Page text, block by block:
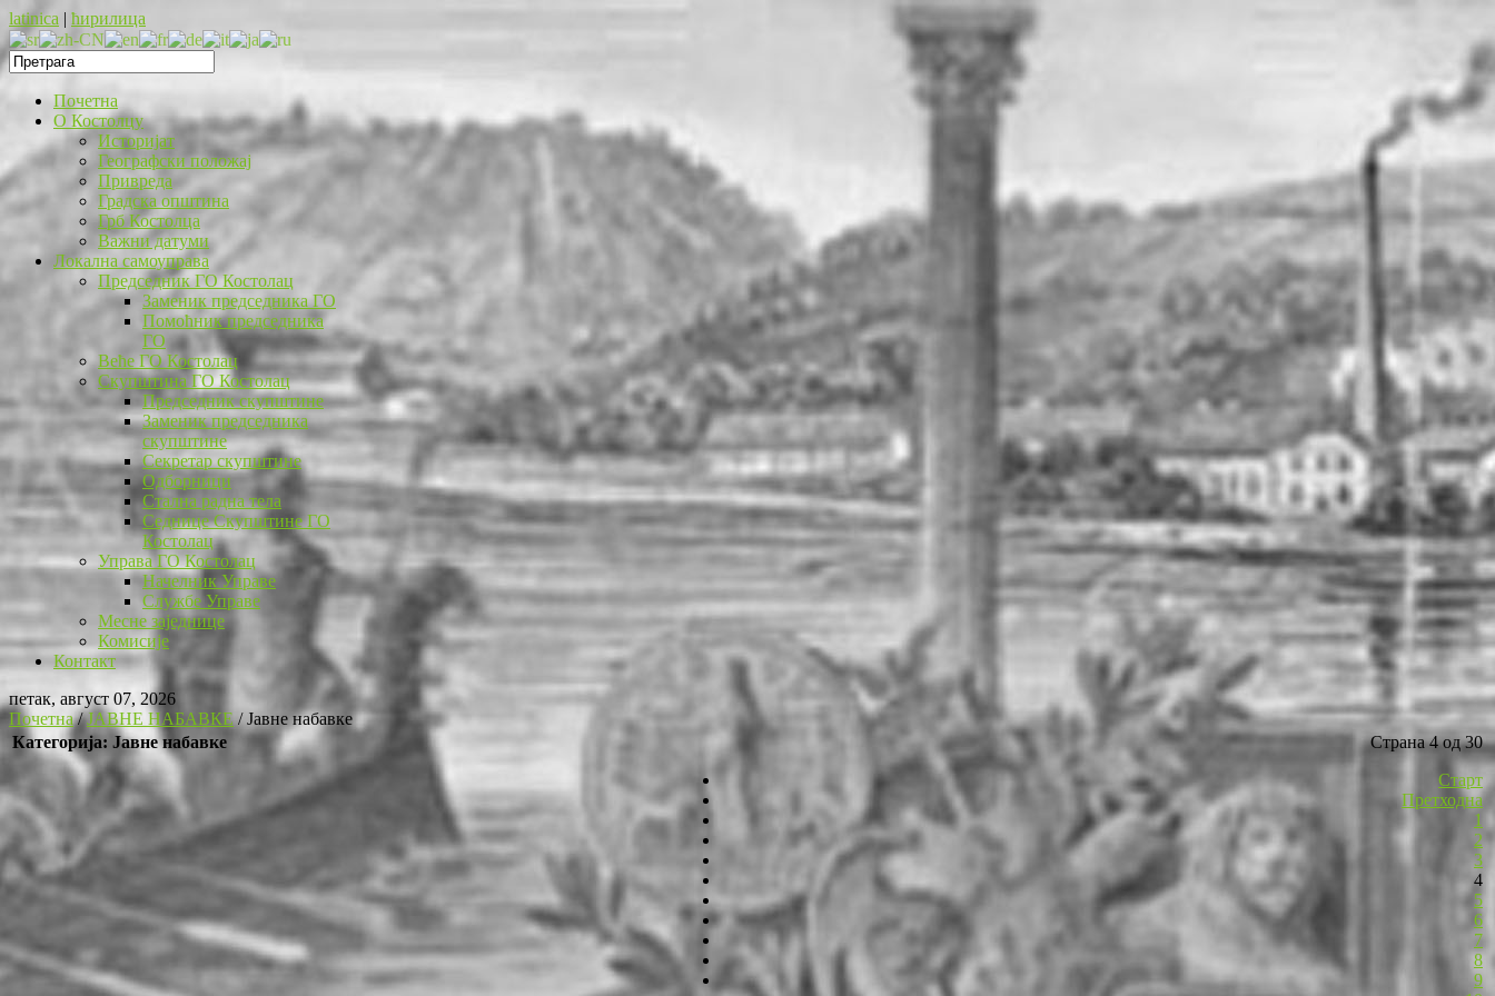
latinica | ћирилица
Почетна
O Костолцу
Историјат
Географски положај
Привреда
Градска општина
Грб Костолца
Важни датуми
Локална самоуправа
Председник ГО Костолац
Заменик председника ГО
Помоћник председника
ГО
Веће ГО Костолац
Скупштина ГО Костолац
Председник скупштине
Заменик председника
скупштине
Секретар скупштине
Одборници
Стална радна тела
Седнице Скупштине ГО
Костолац
Управа ГО Костолац
Начелник Управе
Службе Управе
Месне заједнице
Комисије
Контакт
петак, август 07, 2026
Почетна/ЈАВНЕ НАБАВКЕ/Јавне набавке
Категорија: Јавне набавке
Страна 4 од 30
Старт
Претходна
1
2
3
4
5
6
7
8
9